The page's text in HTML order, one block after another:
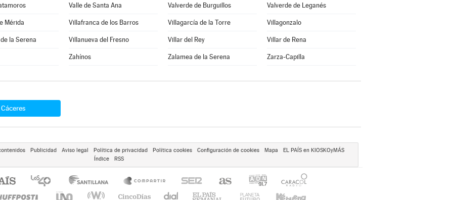
Valle de Santa Ana Valverde de Burguillos Valverde de Leganés
Mérida Villafranca de los Barros Villagarcía de la Torre Villagonzalo
la Serena Villanueva del Fresno Villar del Rey Villar de Rena
Zahínos Zalamea de la Serena Zarza-Capilla
Cáceres
Publicidad Aviso legal Política de privacidad Política cookies Configuración de cookies Mapa
EL PAÍS en KIOSKOyMÁS
Índice
RSS